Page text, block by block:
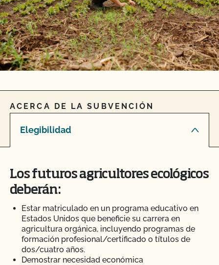
ACERCA DE LA SUBVENCIÓN
Elegibilidad
Los futuros agricultores ecológicos
deberán:
Estar matriculado en un programa educativo en
Estados Unidos que beneficie su carrera en
agricultura orgánica, incluyendo programas de
formación profesional/certificado o títulos de
dos/cuatro años.
Demostrar necesidad económica